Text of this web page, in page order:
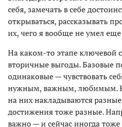
себя, замечать в себе
открываться, рассказывать
их, чего я вообще не умел еще
На каком-то этапе ключевой
вторичные выгоды. Базовые
одинаковые — чувствовать
нужным, важным, любимым.
на них накладываются
достижения тоже разные.
важно — и сейчас иногда